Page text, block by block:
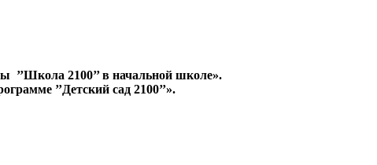
’’Школа 2100’’ в начальной школе».
’’Детский сад 2100’’».